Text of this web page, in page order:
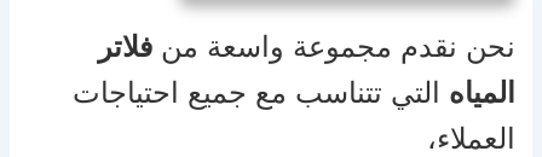
نحن نقدم مجموعة واسعة منفلاتر
المياه التي تتناسب مع جميع احتياجات
العملاء،